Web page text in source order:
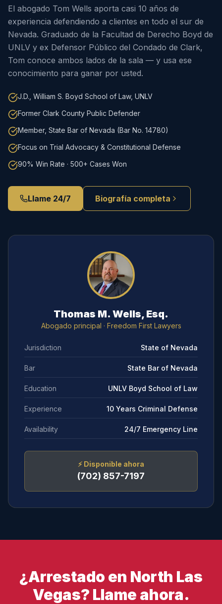
El abogado Tom Wells aporta casi 10 años de
experiencia defendiendo a clientes en todo el sur de
Nevada. Graduado de la Facultad de Derecho Boyd de
UNLV y ex Defensor Público del Condado de Clark,
Tom conoce ambos lados de la sala — y usa ese
conocimiento para ganar por usted.
J.D., William S. Boyd School of Law, UNLV
Former Clark County Public Defender
Member, State Bar of Nevada (Bar No. 14780)
Focus on Trial Advocacy & Constitutional Defense
90% Win Rate · 500+ Cases Won
Llame 24/7 Biografía completa
Thomas M. Wells, Esq.
Abogado principal · Freedom First Lawyers
Jurisdiction State of Nevada
Bar State Bar of Nevada
Education UNLV Boyd School of Law
Experience 10 Years Criminal Defense
Availability 24/7 Emergency Line
⚡ Disponible ahora
(702) 857-7197
¿Arrestado en North Las
Vegas? Llame ahora.